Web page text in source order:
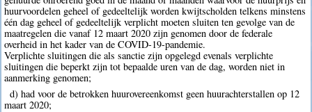
huurvoordelen geheel of gedeeltelijk worden kwijtscholden telkens minstens
één dag geheel of gedeeltelijk verplicht moeten sluiten ten gevolge van de
maatregelen die vanaf 12 maart 2020 zijn genomen door de federale
overheid in het kader van de COVID-19-pandemie.
Verplichte sluitingen die als sanctie zijn opgelegd evenals verplichte
sluitingen die beperkt zijn tot bepaalde uren van de dag, worden niet in
aanmerking genomen;
d) had voor de betrokken huurovereenkomst geen huurachterstallen op 12
maart 2020;